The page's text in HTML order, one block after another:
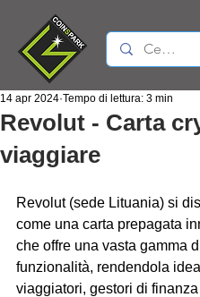
Revolut - Carta
viaggiare
14 apr 2024 Tempo di lettura: 3 min
Revolut (sede Lituania) si
come una carta prepagata
che offre una vasta gamma
funzionalità, rendendola
viaggiatori, gestori di